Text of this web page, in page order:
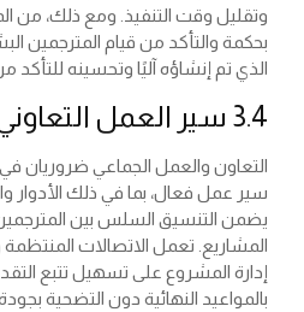
وتقليل وقت التنفيذ. ومع ذلك، من
بحكمة والتأكد من قيام المترجمين
الذي تم إنشاؤه آليًا وتحسينه
3.4 سير العمل التعاوني
التعاون والعمل الجماعي ضروريان
سير عمل فعال، بما في ذلك الأدوار
يضمن التنسيق السلس بين
المشاريع. تعمل الاتصالات
إدارة المشروع على تسهيل تتبع
بالمواعيد النهائية دون التضحية